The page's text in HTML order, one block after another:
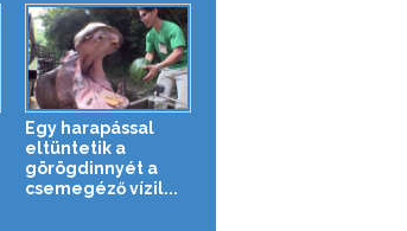
Egy harapással
eltüntetik a
görögdinnyét a
csemegéző vízil...